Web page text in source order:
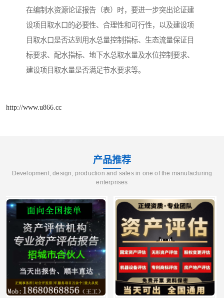
在编制水资源论证报告（表）时，要进一步突出论证建
设项目取水口的必要性、合理性和可行性，以及建设项
目取水口是否达到用水总量控制指标、生态流量保证目
标要求、配水指标、地下水总取水量及水位控制要求、
建设项目取水量是否满足节水要求等。
http://www.u866.cc
产品推荐
Development, design, production and sales in one of the manufacturing
enterprises